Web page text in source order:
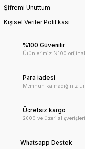
Şifremi Unuttum
Kişisel Veriler Politikası
%100 Güvenilir
Ürünlerimiz %100
Para iadesi
Memnun kalmadığınız
Ücretsiz kargo
2000 ve üzeri
Whatsapp Destek